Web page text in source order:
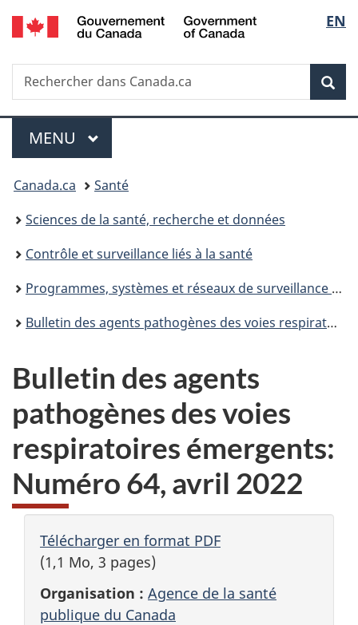
Passer
au
principal
Passer
à
Au
du
Passer
à
version
simplifiée
de
la
EN
Recherche
Rechercher
dans
Menu
MENU PRINCIPAL
Vous
êtes
ici :
Canada.ca
Santé
Sciences de la santé, recherche et données
Contrôle et surveillance liés à la santé
Programmes, systèmes et réseaux de surveillance de la santé publique : Agence de la santé publique du Canada
Bulletin des agents pathogènes des voies respiratoires émergents
Bulletin des agents
pathogènes des voies
respiratoires émergents:
Numéro 64, avril 2022
Télécharger en format PDF
(1,1 Mo, 3 pages)
Organisation : Agence de la santé
publique du Canada